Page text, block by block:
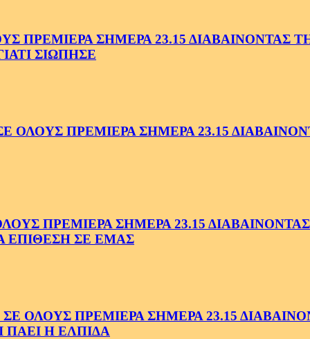
ΣΗΜΕΡΑ 23.15 ΔΙΑΒΑΙΝΟΝΤΑΣ
ΣΙΩΠΗΣΕ
ΠΡΕΜΙΕΡΑ ΣΗΜΕΡΑ 23.15
ΠΡΕΜΙΕΡΑ ΣΗΜΕΡΑ 23.15 ΔΙΑΒΑΙΝΟΝΤΑΣ
ΕΠΙΘΕΣΗ ΣΕ ΕΜΑΣ
ΠΡΕΜΙΕΡΑ ΣΗΜΕΡΑ 23.15
Η ΕΛΠΙΔΑ